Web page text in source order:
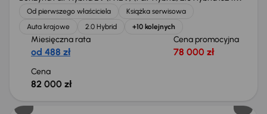
Od pierwszego właściciela
Książka serwisowa
Auta krajowe
2.0 Hybrid +10 kolejnych
Miesięczna rata
od 488 zł
Cena promocyjna
78 000 zł
Cena
82 000 zł
Świeżo skupione